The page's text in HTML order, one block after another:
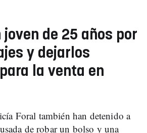
joven de 25 años por
y dejarlos
la venta en
Foral también han detenido a
de robar un bolso y una